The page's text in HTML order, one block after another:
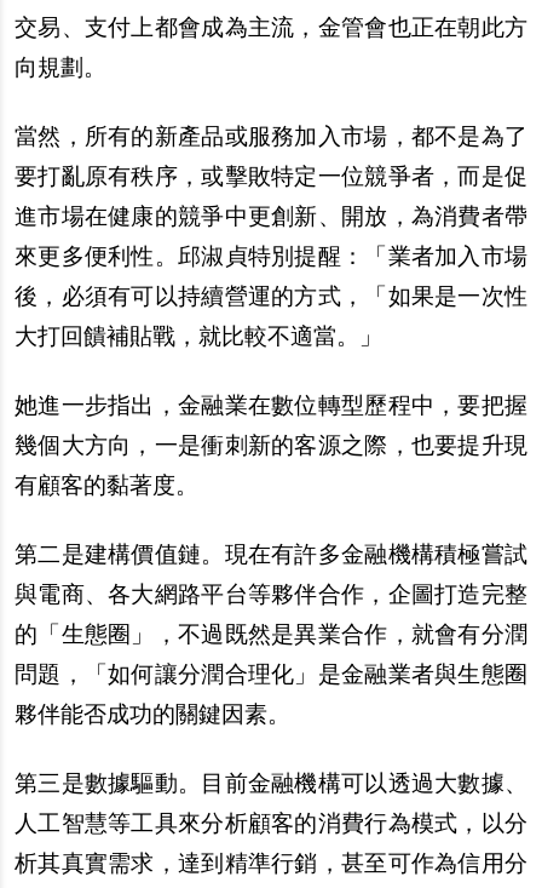
交易、支付上都會成為主流，金管會也正在朝此方
向規劃。
當然，所有的新產品或服務加入市場，都不是為了
要打亂原有秩序，或擊敗特定一位競爭者，而是促
進市場在健康的競爭中更創新、開放，為消費者帶
來更多便利性。邱淑貞特別提醒：「業者加入市場
後，必須有可以持續營運的方式，「如果是一次性
大打回饋補貼戰，就比較不適當。」
她進一步指出，金融業在數位轉型歷程中，要把握
幾個大方向，一是衝刺新的客源之際，也要提升現
有顧客的黏著度。
第二是建構價值鏈。現在有許多金融機構積極嘗試
與電商、各大網路平台等夥伴合作，企圖打造完整
的「生態圈」，不過既然是異業合作，就會有分潤
問題，「如何讓分潤合理化」是金融業者與生態圈
夥伴能否成功的關鍵因素。
第三是數據驅動。目前金融機構可以透過大數據、
人工智慧等工具來分析顧客的消費行為模式，以分
析其真實需求，達到精準行銷，甚至可作為信用分